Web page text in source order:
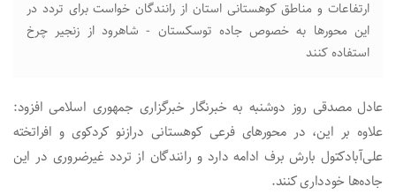
ارتفاعات و مناطق کوهستانی استان از رانندگان خواست برای تردد در
این محورها به خصوص جاده توسکستان - شاهرود از زنجیر چرخ
استفاده کنند
عادل مصدقی روز دوشنبه به خبرنگار خبرگزاری جمهوری اسلامی افزود:
علاوه بر این، در محورهای فرعی کوهستانی درازنو کردکوی و افراتخته
علی‌آبادکتول بارش برف ادامه دارد و رانندگان از تردد غیرضروری در این
جاده‌ها خودداری کنند.